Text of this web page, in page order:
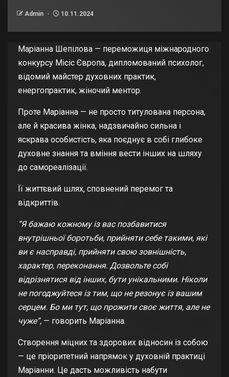
Admin 10.11.2024
Маріанна Шепілова — переможиця міжнародного
конкурсу Місіс Європа, дипломований психолог,
відомий майстер духовних практик,
енергопрактик, жіночий ментор.
Проте Маріанна — не просто титулована персона,
але й красива жінка, надзвичайно сильна і
яскрава особистість, яка поєднує в собі глибоке
духовне знання та вміння вести інших на шляху
до самореалізації.
Її життєвий шлях, сповнений перемог та
відкриттів.
“Я бажаю кожному із вас позбавитися
внутрішньої боротьби, прийняти себе такими, які
ви є насправді, прийняти свою зовнішність,
характер, переконання. Дозвольте собі
відрізнятися від інших, бути унікальними. Ніколи
не погоджуйтеся із тим, що не резонує із вашим
серцем. Бо ми тут, що прожити своє життя, але не
чуже”, — говорить Маріанна.
Створення міцних та здорових відносин із собою
— це пріоритетний напрямок у духовній практиці
Маріанни. Це дасть можливість набути